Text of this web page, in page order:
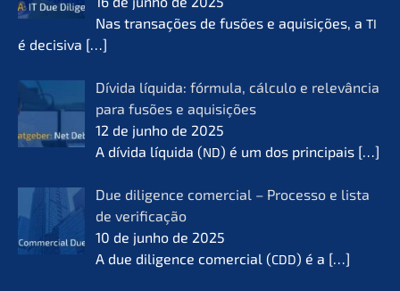
Nas transa­ções de fusões e aquisi­ções, a TI
é decisi­va […]
Dívida líqui­da: fórmu­la, cálcu­lo e relevân­cia
para fusões e aquisi­ções
12 de junho de 2025
A dívida líqui­da (ND) é um dos princi­pais […]
Due diligence comer­cial – Proces­so e lista
de verifi­ca­ção
10 de junho de 2025
A due diligence comer­cial (CDD) é a […]